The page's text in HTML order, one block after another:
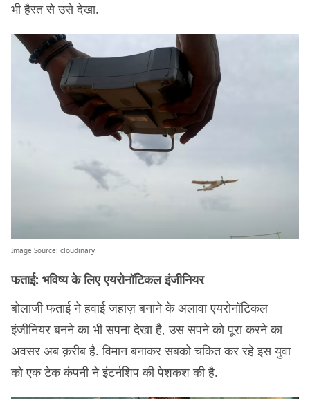
भी हैरत से उसे देखा.
Image Source: cloudinary
फताई: भविष्य के लिए एयरोनॉटिकल इंजीनियर
बोलाजी फताई ने हवाई जहाज़ बनाने के अलावा एयरोनॉटिकल
इंजीनियर बनने का भी सपना देखा है, उस सपने को पूरा करने का
अवसर अब क़रीब है. विमान बनाकर सबको चकित कर रहे इस युवा
को एक टेक कंपनी ने इंटर्नशिप की पेशकश की है.